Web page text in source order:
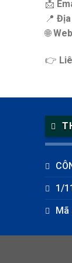
📩
📍
🌐
👉
1/
Mã